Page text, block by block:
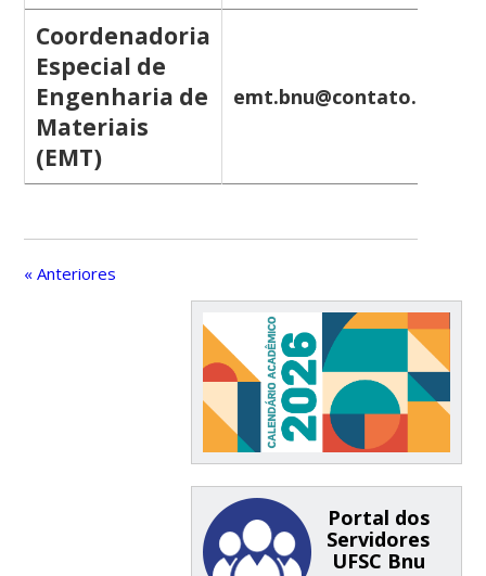
Coordenadoria
Especial de
Engenharia de
Materiais
(EMT)
emt.bnu@contato.ufsc.br
« Anteriores
Portal dos
Servidores
UFSC Bnu